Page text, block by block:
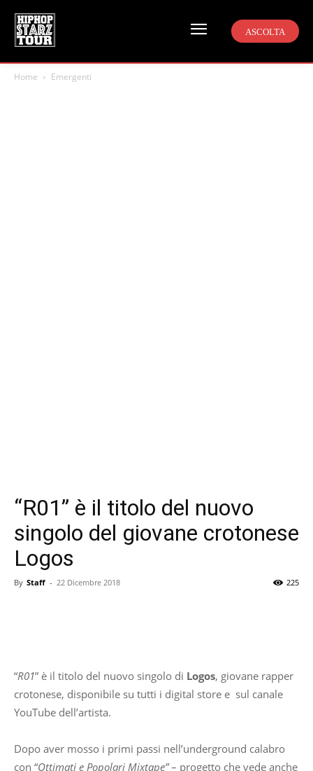
ASCOLTA
Home Emergenti
“R01” è il titolo del nuovo
singolo del giovane crotonese
Logos
By Staff - 22 Dicembre 2018 225
“R01” è il titolo del nuovo singolo di Logos, giovane rapper
crotonese, disponibile su tutti i digital store e sul canale
YouTube dell’artista.
Dopo aver mosso i primi passi nell’underground calabro
con “Ottimati e Popolari Mixtape”– progetto che vede anche